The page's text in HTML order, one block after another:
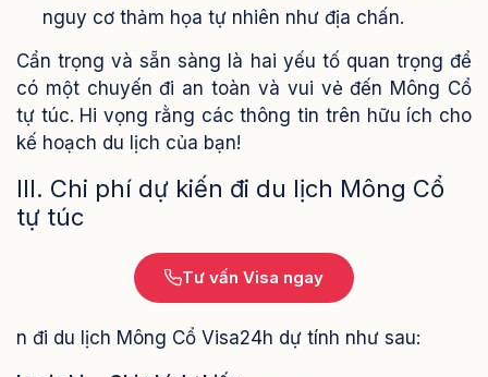
nguy cơ thảm họa tự nhiên như địa chấn.
Cẩn trọng và sẵn sàng là hai yếu tố quan trọng để
có một chuyến đi an toàn và vui vẻ đến Mông Cổ
tự túc. Hi vọng rằng các thông tin trên hữu ích cho
kế hoạch du lịch của bạn!
III. Chi phí dự kiến đi du lịch Mông Cổ
tự túc
Tư vấn Visa ngay
n đi du lịch Mông Cổ Visa24h dự tính như sau: